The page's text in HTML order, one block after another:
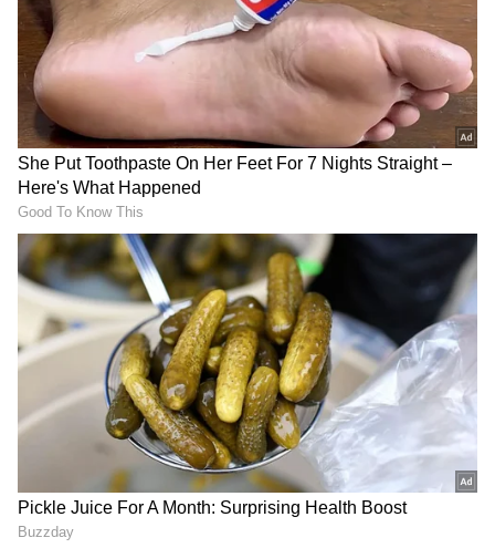
3
11
ಹಂಚಿಕೊಂಡಿರುವ ಫೋಟೋಗಳಲ್ಲಿ ಅವರು ಬಿಳಿ ಟಾಪ್
ಮತ್ತು ಗ್ರೇ ಬ್ಯಾಗಿ ಪ್ಯಾಂಟ್‌ನಲ್ಲಿ ಸಖತ್‌ ಗಾರ್ಜಿಯಸ್‌ ಆಗಿ
ಕಾಣಿಸಿಕೊಂಡಿದ್ದಾರೆ.